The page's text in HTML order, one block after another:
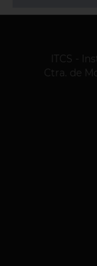
ITCS -
Ctra. de